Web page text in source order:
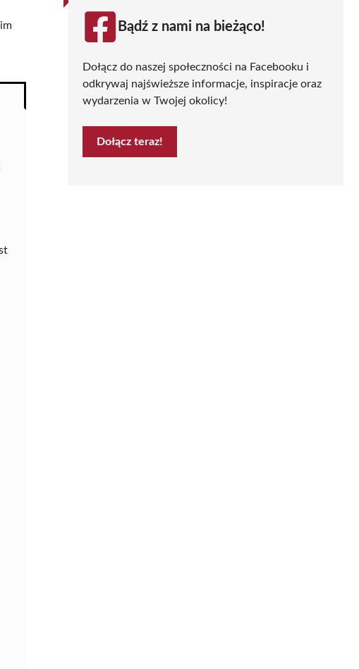
Bądź z nami na bieżąco!
Dołącz do naszej społeczności na Facebooku i
odkrywaj najświeższe informacje, inspiracje oraz
wydarzenia w Twojej okolicy!
Dołącz teraz!